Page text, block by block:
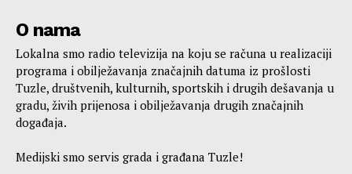
O nama
Lokalna smo radio televizija na koju se računa u realizaciji
programa i obilježavanja značajnih datuma iz prošlosti
Tuzle, društvenih, kulturnih, sportskih i drugih dešavanja u
gradu, živih prijenosa i obilježavanja drugih značajnih
događaja.
Medijski smo servis grada i građana Tuzle!